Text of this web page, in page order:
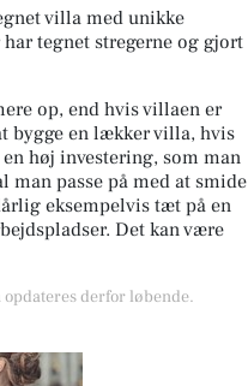
villa med unikke
tegnet stregerne og gjort
op, end hvis villaen er
bygge en lækker villa, hvis
høj investering, som man
man passe på med at smide
eksempelvis tæt på en
Det kan være
derfor løbende.